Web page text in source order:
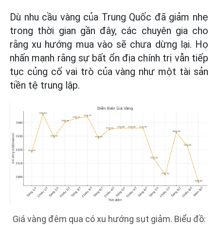
Dù nhu cầu vàng của Trung Quốc đã giảm nhẹ
trong thời gian gần đây, các chuyên gia cho
rằng xu hướng mua vào sẽ chưa dừng lại. Họ
nhấn mạnh rằng sự bất ổn địa chính trị vẫn tiếp
tục củng cố vai trò của vàng như một tài sản
tiền tệ trung lập.
Giá vàng đêm qua có xu hướng sụt giảm. Biểu đồ: